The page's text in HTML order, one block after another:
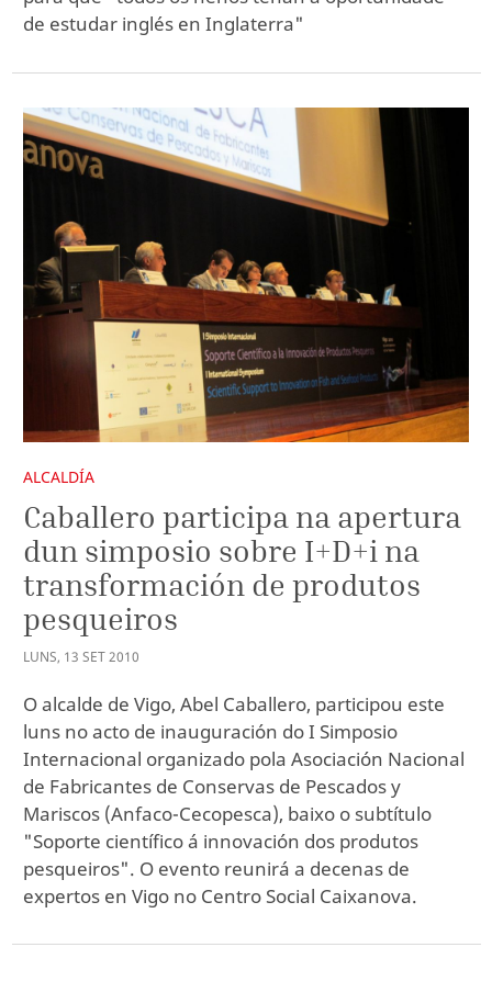
de estudar inglés en Inglaterra"
ALCALDÍA
Caballero participa na apertura
dun simposio sobre I+D+i na
transformación de produtos
pesqueiros
LUNS, 13 SET2010
O alcalde de Vigo, Abel Caballero, participou este
luns no acto de inauguración do I Simposio
Internacional organizado pola Asociación Nacional
de Fabricantes de Conservas de Pescados y
Mariscos (Anfaco-Cecopesca), baixo o subtítulo
"Soporte científico á innovación dos produtos
pesqueiros". O evento reunirá a decenas de
expertos en Vigo no Centro Social Caixanova.